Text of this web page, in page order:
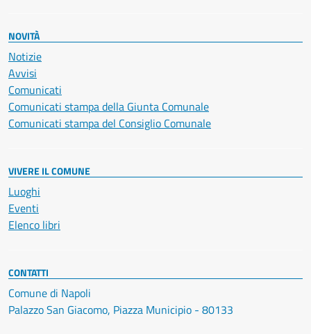
NOVITÀ
Notizie
Avvisi
Comunicati
Comunicati stampa della Giunta Comunale
Comunicati stampa del Consiglio Comunale
VIVERE IL COMUNE
Luoghi
Eventi
Elenco libri
CONTATTI
Comune di Napoli
Palazzo San Giacomo, Piazza Municipio - 80133